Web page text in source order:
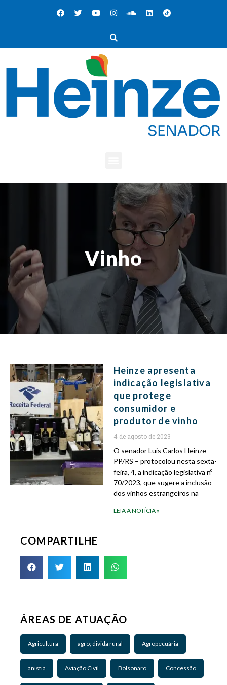
Vinho
Heinze apresenta
indicação legislativa
que protege
consumidor e
produtor de vinho
4 de agosto de 2023
O senador Luis Carlos Heinze –
PP/RS – protocolou nesta sexta-
feira, 4, a indicação legislativa nº
70/2023, que sugere a inclusão
dos vinhos estrangeiros na
LEIA A NOTÍCIA »
COMPARTILHE
ÁREAS DE ATUAÇÃO
Agricultura agro; divida rural Agropecuária
anistia Aviação Civil Bolsonaro Concessão